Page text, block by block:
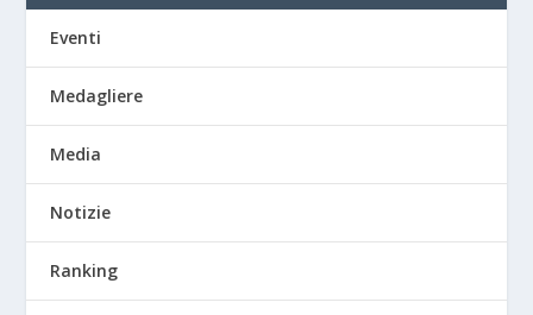
Eventi
Medagliere
Media
Notizie
Ranking